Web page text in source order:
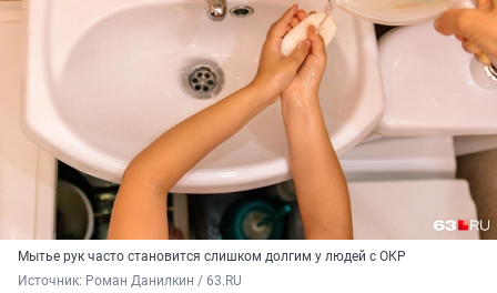
Мытье рук часто становится слишком долгим у людей с ОКР
Источник: Роман Данилкин / 63.RU